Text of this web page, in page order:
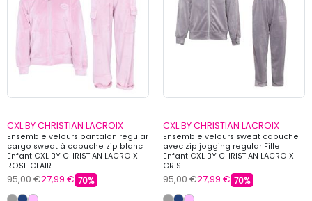
CXL BY CHRISTIAN LACROIX
Ensemble velours pantalon regular
cargo sweat à capuche zip blanc
Enfant CXL BY CHRISTIAN LACROIX -
ROSE CLAIR
95,00 €27,99 € 70%
CXL BY CHRISTIAN LACROIX
Ensemble velours sweat capuche
avec zip jogging regular Fille
Enfant CXL BY CHRISTIAN LACROIX -
GRIS
95,00 €27,99 € 70%